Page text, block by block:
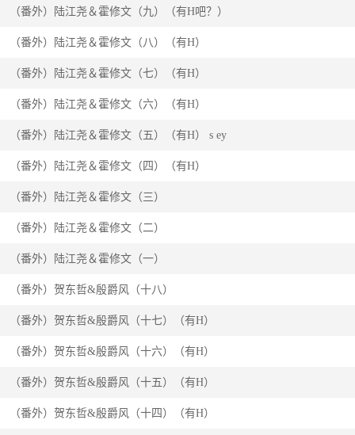
（番外）贺东哲&殷爵风（十四）（有H）
（番外）贺东哲&殷爵风（十五）（有H）
（番外）贺东哲&殷爵风（十六）（有H）
（番外）贺东哲&殷爵风（十七）（有H）
（番外）贺东哲&殷爵风（十八）
（番外）陆江尧＆霍修文（一）
（番外）陆江尧＆霍修文（二）
（番外）陆江尧＆霍修文（三）
（番外）陆江尧＆霍修文（四）（有H）
（番外）陆江尧＆霍修文（五）（有H） s ey
（番外）陆江尧＆霍修文（六）（有H）
（番外）陆江尧＆霍修文（七）（有H）
（番外）陆江尧＆霍修文（八）（有H）
（番外）陆江尧＆霍修文（九）（有H吧？）